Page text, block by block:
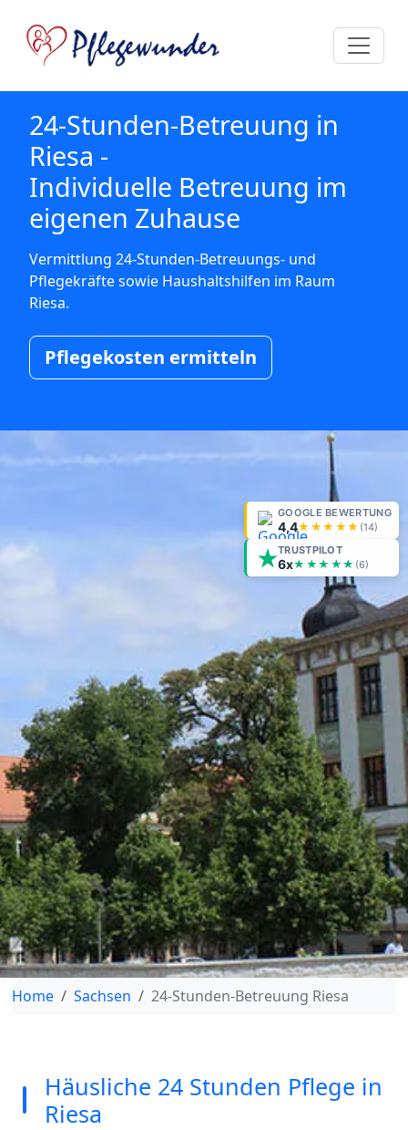
GOOGLE BEWERTUNG
4,4★★★★★ (14)
TRUSTPILOT
6x★★★★★ (6)
24-Stunden-Betreuung in
Riesa -
Individuelle Betreuung im
eigenen Zuhause
Vermittlung 24-Stunden-Betreuungs- und
Pflegekräfte sowie Haushaltshilfen im Raum
Riesa.
Pflegekosten ermitteln
Home Sachsen 24-Stunden-Betreuung Riesa
Häusliche 24 Stunden Pflege in
Riesa